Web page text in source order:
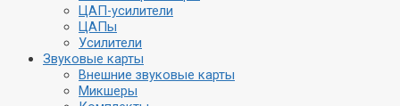
ЦАП-усилители
ЦАПы
Усилители
Звуковые карты
Внешние звуковые карты
Микшеры